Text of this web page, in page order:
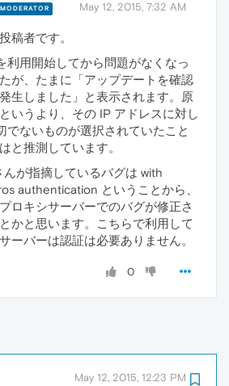
MODERATOR May 12, 2015, 7:32 AM
稿者です。
利用開始してから問題がなくなっ
が、たまに「アップデートを確認
生しました」と表示されます。原
いうより、その IP アドレスに対し
でないものが選択されていたこと
と推測しています。
んが指摘しているバグは with
authentication ということから、
ロキシサーバーでのバグが修正さ
かと思います。こちらで利用して
ーバーは認証は必要ありません。
0
May 12, 2015, 12:23 PM